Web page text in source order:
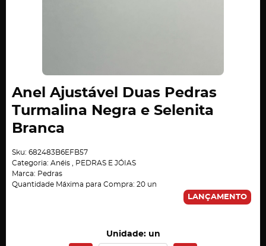
Anel Ajustável Duas Pedras
Turmalina Negra e Selenita
Branca
Sku: 682483B6EFB57
Categoria: Anéis
PEDRAS E JÓIAS
Marca: Pedras
Quantidade Máxima para Compra: 20 un
LANÇAMENTO
Unidade: un